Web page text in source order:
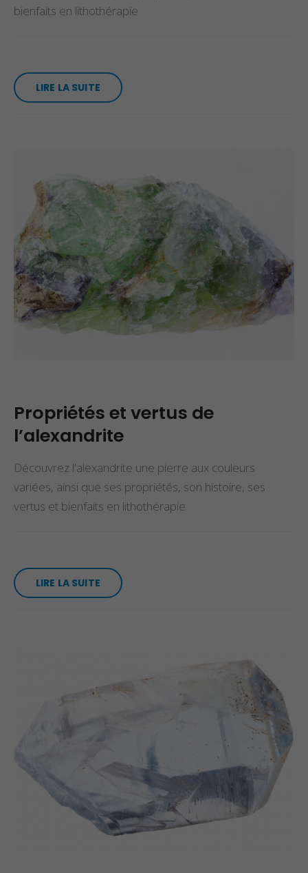
bienfaits en lithothérapie
LIRE LA SUITE
Propriétés et vertus de
l’alexandrite
Découvrez l'alexandrite une pierre aux couleurs
variées, ainsi que ses propriétés, son histoire, ses
vertus et bienfaits en lithothérapie
LIRE LA SUITE